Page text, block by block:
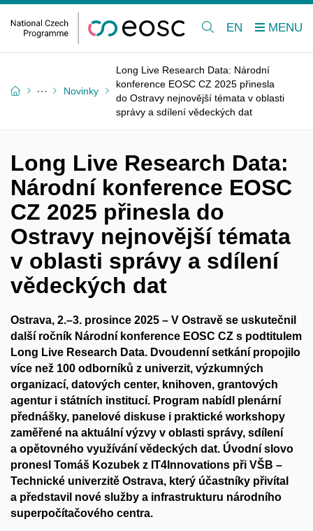
EN
Novinky
Long Live Research Data: Národní
konference EOSC CZ 2025 přinesla
do Ostravy nejnovější témata v oblasti
správy a sdílení vědeckých dat
Long Live Research Data:
Národní konference EOSC
CZ 2025 přinesla do
Ostravy nejnovější témata
v oblasti správy a sdílení
vědeckých dat
Ostrava, 2.–3. prosince 2025 – V Ostravě se uskutečnil
další ročník Národní konference EOSC CZ s podtitulem
Long Live Research Data. Dvoudenní setkání propojilo
více než 100 odborníků z univerzit, výzkumných
organizací, datových center, knihoven, grantových
agentur i státních institucí. Program nabídl plenární
přednášky, panelové diskuse i praktické workshopy
zaměřené na aktuální výzvy v oblasti správy, sdílení
a opětovného využívání vědeckých dat. Úvodní slovo
pronesl Tomáš Kozubek z IT4Innovations při VŠB –
Technické univerzitě Ostrava, který účastníky přivítal
a představil nové služby a infrastrukturu národního
superpočítačového centra.